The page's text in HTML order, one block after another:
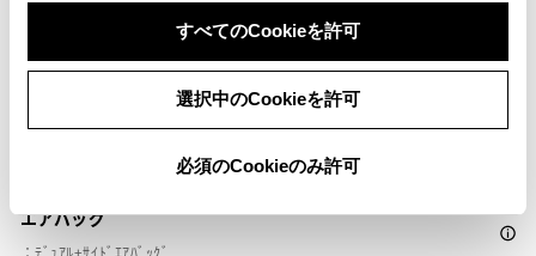
すべてのCookieを許可
選択中のCookieを許可
必須のCookieのみ許可
バックモニター
エアバッグ
：ﾃﾞｭｱﾙ+ｻｲﾄﾞｴｱﾊﾞｯｸﾞ